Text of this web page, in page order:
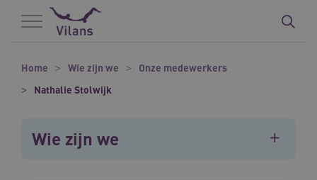
Naar hoofdinhoud
Naar footer
Home Wie zijn we
Onze medewerkers
Nathalie Stolwijk
Wie zijn we